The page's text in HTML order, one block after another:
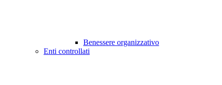
Benessere organizzativo
Enti controllati